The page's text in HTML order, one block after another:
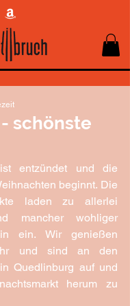
schönste
entzündet und die
beginnt. Die
laden zu allerlei
mancher wohliger
ein. Wir genießen
und sind an den
Quedlinburg auf und
herum zu